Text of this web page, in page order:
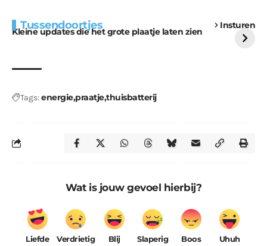
Tussendoortjes Insturen
Kleine updates die het grote plaatje laten zien
voor kabouters
uitdaging
Tags:energiepraatjethuisbatterij
Wat is jouw gevoel hierbij?
Liefde Verdrietig Blij Slaperig Boos Uhuh